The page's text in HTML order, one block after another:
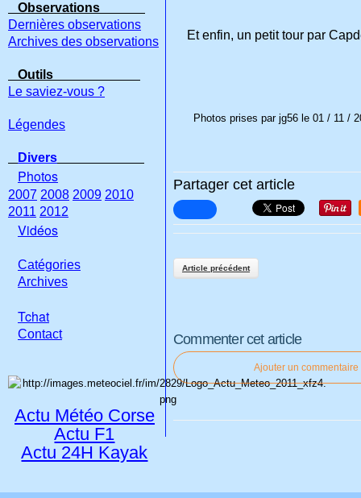
Et enfin, un petit tour par
Photos prises par jg56 le 01 / 11 /
Partager cet article
Article précédent
Commenter cet article
Ajouter un commentaire
Observations
Dernières observations
Archives des observations
Outils
Le saviez-vous ?
Légendes
Divers
Photos
2007 2008 2009 2010
2011 2012
Vidéos
Catégories
Archives
Tchat
Contact
Actu Météo Corse
Actu F1
Actu 24H Kayak